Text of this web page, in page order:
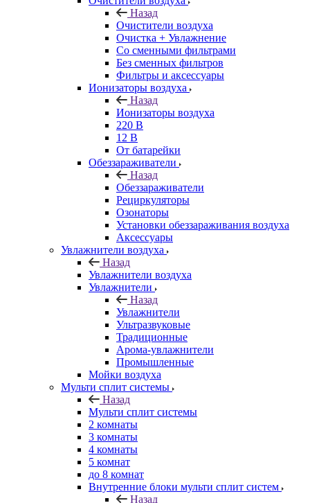
Назад
Очистители воздуха
Очистка + Увлажнение
Cо сменными фильтрами
Без сменных фильтров
Фильтры и аксессуары
Ионизаторы воздуха
Назад
Ионизаторы воздуха
220 В
12 В
От батарейки
Обеззараживатели
Назад
Обеззараживатели
Рециркуляторы
Озонаторы
Установки обеззараживания воздуха
Аксессуары
Увлажнители воздуха
Назад
Увлажнители воздуха
Увлажнители
Назад
Увлажнители
Ультразвуковые
Традиционные
Арома-увлажнители
Промышленные
Мойки воздуха
Мульти сплит системы
Назад
Мульти сплит системы
2 комнаты
3 комнаты
4 комнаты
5 комнат
до 8 комнат
Внутренние блоки мульти сплит систем
Назад